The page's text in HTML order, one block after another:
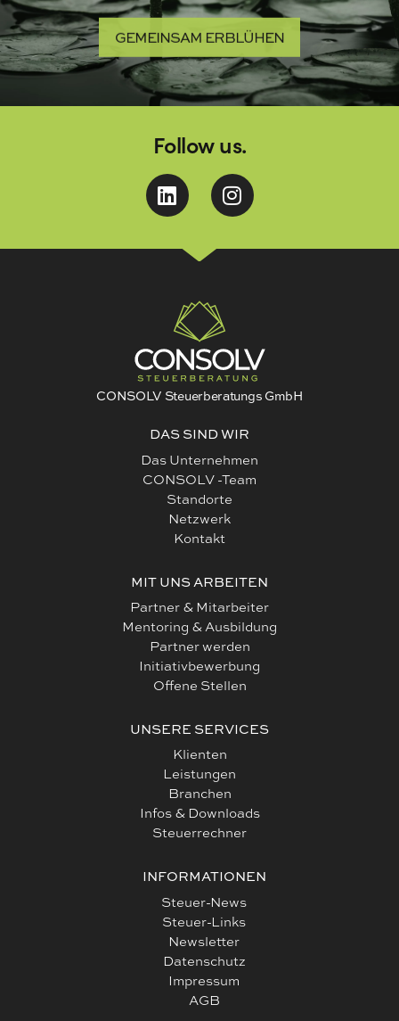
GEMEINSAM ERBLÜHEN
Follow us.
CONSOLV Steuerberatungs GmbH
DAS SIND WIR
Das Unternehmen
CONSOLV -Team
Standorte
Netzwerk
Kontakt
MIT UNS ARBEITEN
Partner & Mitarbeiter
Mentoring & Ausbildung
Partner werden
Initiativbewerbung
Offene Stellen
UNSERE SERVICES
Klienten
Leistungen
Branchen
Infos & Downloads
Steuerrechner
INFORMATIONEN
Steuer-News
Steuer-Links
Newsletter
Datenschutz
Impressum
AGB